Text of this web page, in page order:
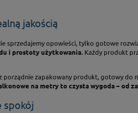
jakością
sprzedajemy opowieści, tylko gotowe
i prostoty użytkowania. Każdy produkt
zapakowany produkt, gotowy do
na metry to czysta wygoda – od
spokój